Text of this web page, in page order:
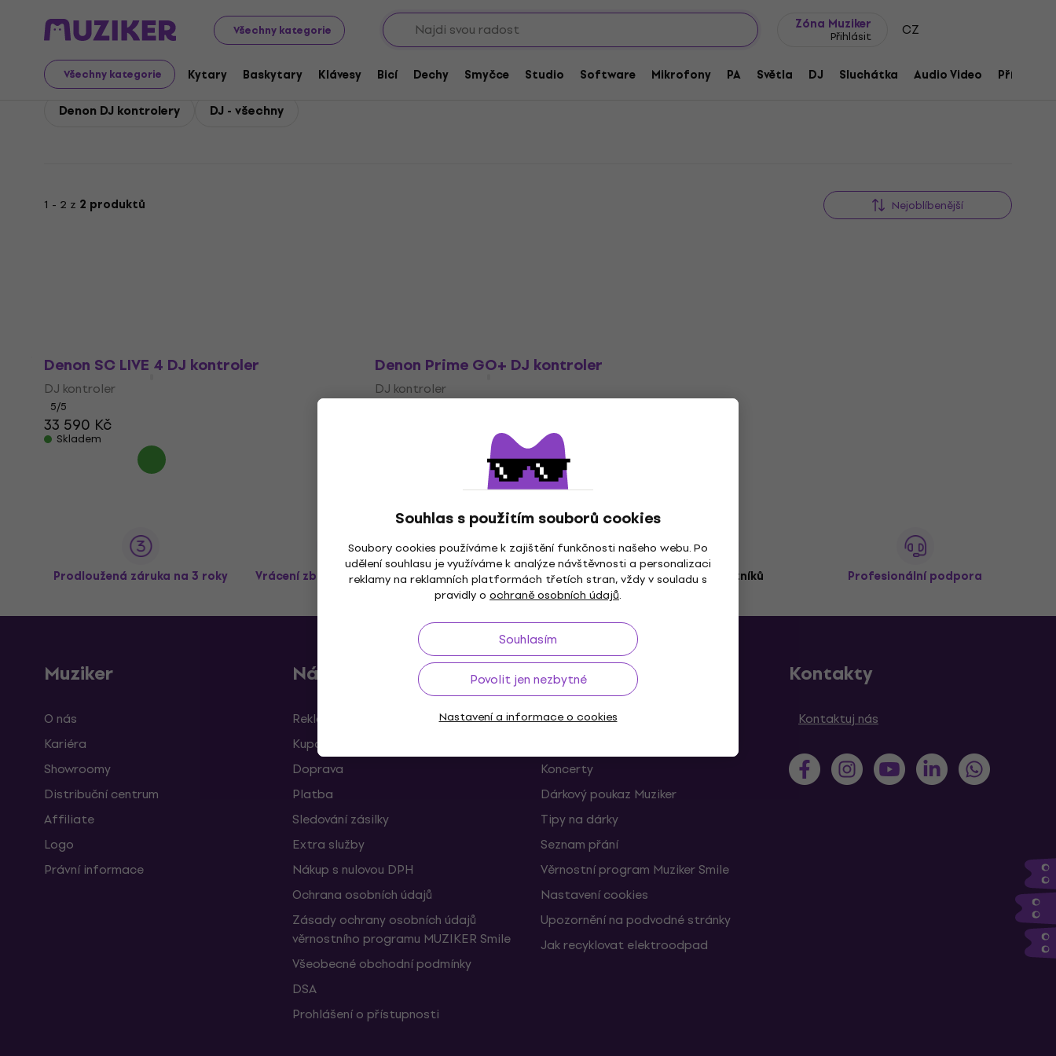
Všechny kategorie
Zóna Muziker
Přihlásit CZ
Všechny kategorie Kytary Baskytary Klávesy Bicí Dechy Smyčce Studio Software Mikrofony PA Světla DJ Sluchátka Audio Video
Souhlas s použitím souborů cookies
Soubory cookies používáme k zajištění funkčnosti našeho webu. Po
udělení souhlasu je využíváme k analýze návštěvnosti a personalizaci
reklamy na reklamních platformách třetích stran, vždy v souladu s
pravidly o ochraně osobních údajů.
Souhlasím
Povolit jen nezbytné
Nastavení a informace o cookies
Denon Denon DJ Technika
Denon DJ Technika
Denon DJ kontrolery DJ - všechny
1 - 2 z 2 produktů Nejoblíbenější
Denon SC LIVE 4 DJ kontroler
DJ kontroler
5/5
33 590 Kč
Skladem
Denon Prime GO+ DJ kontroler
DJ kontroler
Prodloužená záruka na 3 roky Vrácení zboží až do 30 dnů Doprava zdarma od 2 500 Kč 3M+ zákazníků Profesionální podpora
Muziker
O nás
Kariéra
Showroomy
Distribuční centrum
Affiliate
Logo
Právní informace
Nákup
Reklamace a odstoupení od smlouvy
Kupóny
Doprava
Platba
Sledování zásilky
Extra služby
Nákup s nulovou DPH
Ochrana osobních údajů
Zásady ochrany osobních údajů
věrnostního programu MUZIKER Smile
Všeobecné obchodní podmínky
DSA
Prohlášení o přístupnosti
Užitečné
FAQ - Často kladené otázky
Koncerty
Dárkový poukaz Muziker
Tipy na dárky
Seznam přání
Věrnostní program Muziker Smile
Nastavení cookies
Upozornění na podvodné stránky
Jak recyklovat elektroodpad
Kontakty
Kontaktuj nás